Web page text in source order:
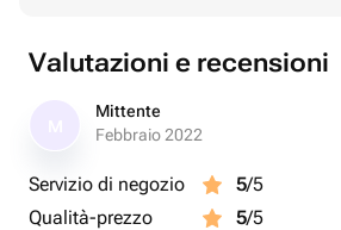
Valutazioni e recensioni
Mittente
Febbraio 2022
Servizio di negozio 5/5
Qualità-prezzo
5/5